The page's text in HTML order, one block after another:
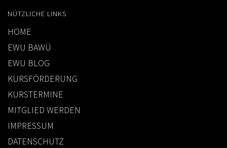
NÜTZLICHE LINKS
HOME
EWU BAWÜ
EWU BLOG
KURSFÖRDERUNG
KURSTERMINE
MITGLIED WERDEN
IMPRESSUM
DATENSCHUTZ